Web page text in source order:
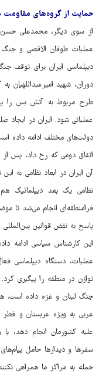
حمایت از گروه‌های مقاومت
از سوی دیگر، محمدعلی
عملیات طوفان الاقصی و جنگ
دیپلماسی ایران برای توقف
دوران، شهید امیرعبداللهیان
طرح مربوط به آتش بس را
عملیاتی شود. ایران در ایجاد
دولت‌های مختلف ادامه داده
اتفاق دومی که رخ داد، پس از
آن ایران در ابعاد نظامی به
نظامی یک بعد دیپلماتیک
فرامنطقه‌ای انجام می‌شد تا
پاسخ به نقض قوانین
عملیات، دستگاه دیپلماسی
توازن در منطقه را پیگیری کرد.
عربی به ویژه عربستان و قطر
علیه کشورمان انجام دهد،
سفرها و دیدارها حامل
حمله به مراکز ما همراهی